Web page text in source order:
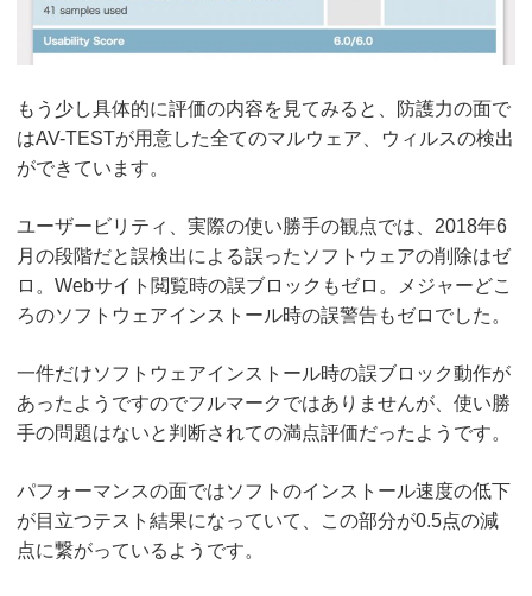
もう少し具体的に評価の内容を見てみると、防護力の面で
はAV-TESTが用意した全てのマルウェア、ウィルスの検出
ができています。
ユーザービリティ、実際の使い勝手の観点では、2018年6
月の段階だと誤検出による誤ったソフトウェアの削除はゼ
ロ。Webサイト閲覧時の誤ブロックもゼロ。メジャーどこ
ろのソフトウェアインストール時の誤警告もゼロでした。
一件だけソフトウェアインストール時の誤ブロック動作が
あったようですのでフルマークではありませんが、使い勝
手の問題はないと判断されての満点評価だったようです。
パフォーマンスの面ではソフトのインストール速度の低下
が目立つテスト結果になっていて、この部分が0.5点の減
点に繋がっているようです。